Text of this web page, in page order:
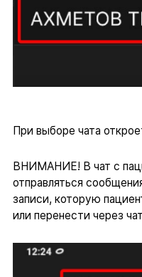
При выборе чата
ВНИМАНИЕ! В чат с
отправляться
записи, которую
или перенести через чат